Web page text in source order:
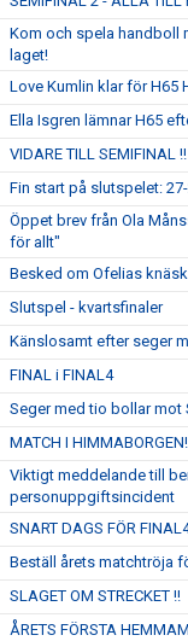
Kom och spela handboll
laget!
Love Kumlin klar för H65
Ella Isgren lämnar H65
VIDARE TILL SEMIFINAL !!
Fin start på slutspelet:
Öppet brev från Ola
för allt"
Besked om Ofelias
Slutspel - kvartsfinaler
Känslosamt efter seger
FINAL i FINAL4
Seger med tio bollar mot
MATCH I
Viktigt meddelande till
personuppgiftsincident
SNART DAGS FÖR
Beställ årets matchtröja
SLAGET OM STRECKET !!
ÅRETS FÖRSTA